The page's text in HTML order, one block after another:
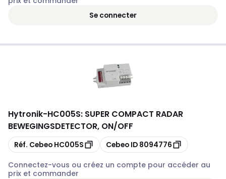
Se connecter
Hytronik-HC005S: SUPER COMPACT RADAR
BEWEGINGSDETECTOR, ON/OFF
Copier
Réf. Cebeo HC005S Copier
Cebeo ID 8094776
Connectez-vous ou créez un compte pour accéder au
prix et commander